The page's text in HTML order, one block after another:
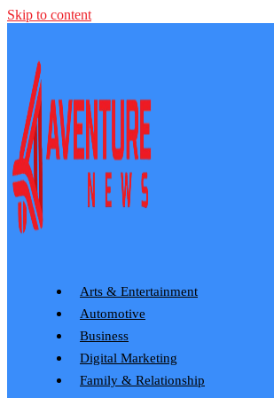
Skip to content
Arts & Entertainment
Automotive
Business
Digital Marketing
Family & Relationship